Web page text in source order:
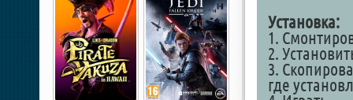
Установка:
1.
2.
3.
где